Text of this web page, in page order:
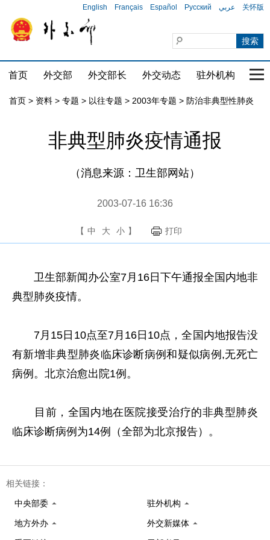
English Français Español Русский عربي 关怀版
首页 外交部 外交部长 外交动态 驻外机构 国
首页 > 资料 > 专题 > 以往专题 > 2003年专题 > 防治非典型性肺炎
非典型肺炎疫情通报
（消息来源：卫生部网站）
2003-07-16 16:36
【 中 大 小 】 打印
卫生部新闻办公室7月16日下午通报全国内地非
典型肺炎疫情。
7月15日10点至7月16日10点，全国内地报告没
有新增非典型肺炎临床诊断病例和疑似病例,无死亡
病例。北京治愈出院1例。
目前，全国内地在医院接受治疗的非典型肺炎
临床诊断病例为14例（全部为北京报告）。
相关链接：
中央部委 驻外机构
地方外办 外交新媒体